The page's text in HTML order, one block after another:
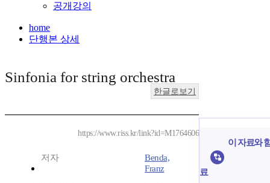
공개강의
home
단행본 상세
Sinfonia for string orchestra
한글로보기
https://www.riss.kr/link?id=M1764606
저자
Benda,
Franz
이 자료와
료